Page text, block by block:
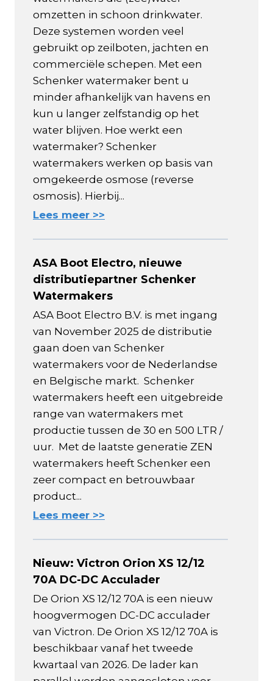
omzetten in schoon drinkwater.
Deze systemen worden veel
gebruikt op zeilboten, jachten en
commerciële schepen. Met een
Schenker watermaker bent u
minder afhankelijk van havens en
kun u langer zelfstandig op het
water blijven. Hoe werkt een
watermaker? Schenker
watermakers werken op basis van
omgekeerde osmose (reverse
osmosis). Hierbij...
Lees meer >>
ASA Boot Electro, nieuwe
distributiepartner Schenker
Watermakers
ASA Boot Electro B.V. is met ingang
van November 2025 de distributie
gaan doen van Schenker
watermakers voor de Nederlandse
en Belgische markt. Schenker
watermakers heeft een uitgebreide
range van watermakers met
productie tussen de 30 en 500 LTR /
uur. Met de laatste generatie ZEN
watermakers heeft Schenker een
zeer compact en betrouwbaar
product...
Lees meer >>
Nieuw: Victron Orion XS 12/12
70A DC-DC Acculader
De Orion XS 12/12 70A is een nieuw
hoogvermogen DC-DC acculader
van Victron. De Orion XS 12/12 70A is
beschikbaar vanaf het tweede
kwartaal van 2026. De lader kan